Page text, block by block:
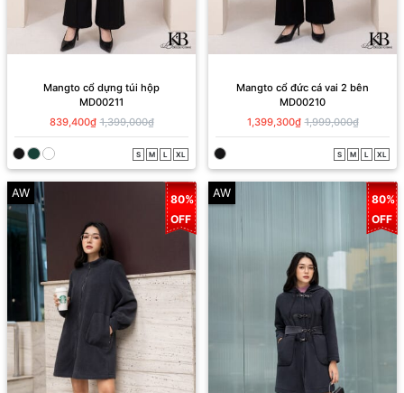
Mangto cổ dựng túi hộp
MD00211
839,400₫ 1,399,000₫
S M L XL
Mangto cổ đức cá vai 2 bên
MD00210
1,399,300₫ 1,999,000₫
S M L XL
AW
80%
OFF
AW
80%
OFF